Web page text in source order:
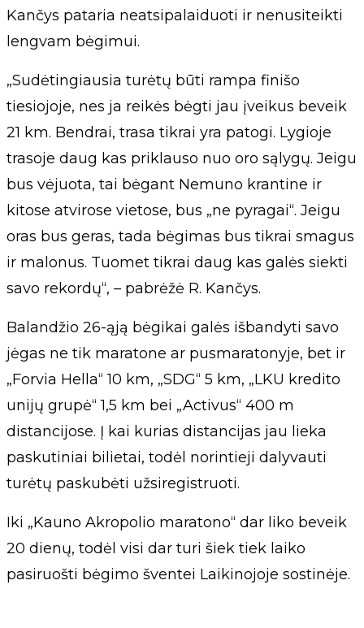
Kančys pataria neatsipalaiduoti ir nenusiteikti
lengvam bėgimui.
„Sudėtingiausia turėtų būti rampa finišo
tiesiojoje, nes ja reikės bėgti jau įveikus beveik
21 km. Bendrai, trasa tikrai yra patogi. Lygioje
trasoje daug kas priklauso nuo oro sąlygų. Jeigu
bus vėjuota, tai bėgant Nemuno krantine ir
kitose atvirose vietose, bus „ne pyragai“. Jeigu
oras bus geras, tada bėgimas bus tikrai smagus
ir malonus. Tuomet tikrai daug kas galės siekti
savo rekordų“, – pabrėžė R. Kančys.
Balandžio 26-ąją bėgikai galės išbandyti savo
jėgas ne tik maratone ar pusmaratonyje, bet ir
„Forvia Hella“ 10 km, „SDG“ 5 km, „LKU kredito
unijų grupė“ 1,5 km bei „Activus“ 400 m
distancijose. Į kai kurias distancijas jau lieka
paskutiniai bilietai, todėl norintieji dalyvauti
turėtų paskubėti užsiregistruoti.
Iki „Kauno Akropolio maratono“ dar liko beveik
20 dienų, todėl visi dar turi šiek tiek laiko
pasiruošti bėgimo šventei Laikinojoje sostinėje.